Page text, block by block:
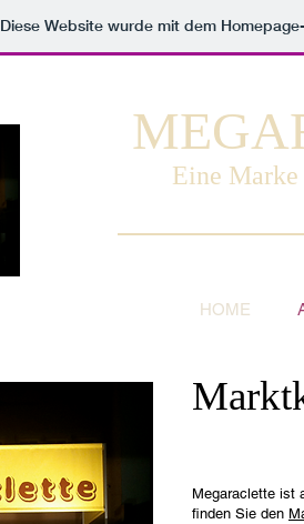
Diese Website wurde mit dem
Eine
HOME
Megaraclette ist
finden Sie den